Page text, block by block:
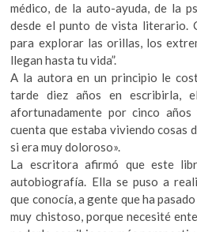
médico, de la auto-ayuda, de la
desde el punto de vista literario.
para explorar las orillas, los
llegan hasta tu vida”.
A la autora en un principio le
tarde diez años en escribirla,
afortunadamente por cinco
cuenta que estaba viviendo cosas
si era muy doloroso».
La escritora afirmó que este
autobiografía. Ella se puso a
que conocía, a gente que ha
muy chistoso, porque necesité